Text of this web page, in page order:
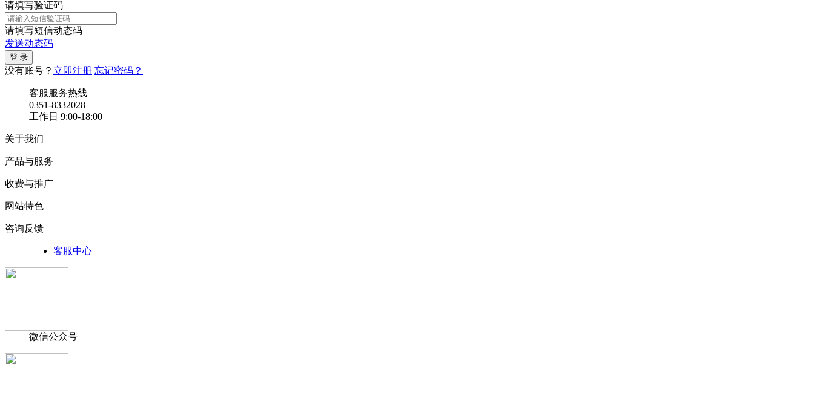
请填写验证码
请填写短信动态码
发送动态码
没有账号？ 立即注册 忘记密码？
客服服务热线
0351-8332028
工作日 9:00-18:00
关于我们
产品与服务
收费与推广
网站特色
咨询反馈
客服中心
微信公众号